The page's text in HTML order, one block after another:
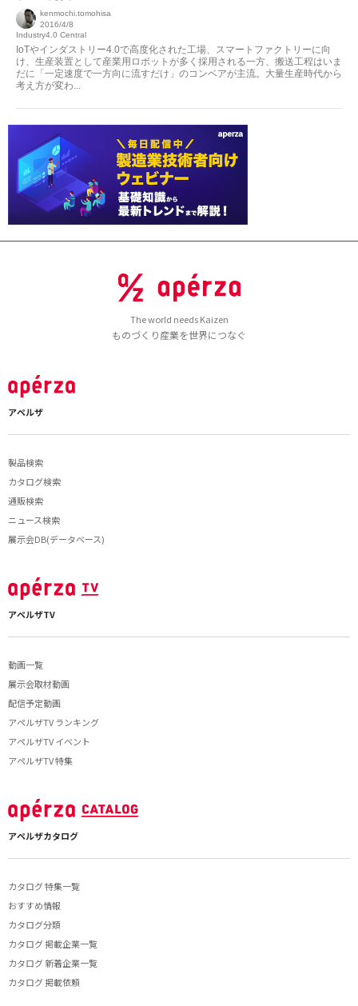
kenmochi.tomohisa
2016/4/8
Industry4.0 Central
IoTやインダストリー4.0で高度化された工場、スマートファクトリーに向
け、生産装置として産業用ロボットが多く採用される一方、搬送工程はいま
だに「一定速度で一方向に流すだけ」のコンベアが主流。大量生産時代から
考え方が変わ...
The world needs Kaizen
ものづくり産業を世界につなぐ
アペルザ
製品検索
カタログ検索
通販検索
ニュース検索
展示会DB(データベース)
アペルザTV
動画一覧
展示会取材動画
配信予定動画
アペルザTV ランキング
アペルザTV イベント
アペルザTV 特集
アペルザカタログ
カタログ 特集一覧
おすすめ情報
カタログ分類
カタログ 掲載企業一覧
カタログ 新着企業一覧
カタログ 掲載依頼